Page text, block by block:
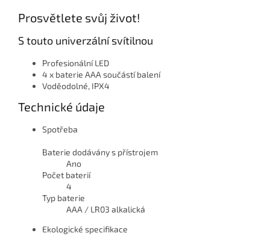
Prosvětlete svůj život!
S touto univerzální svítilnou
Profesionální LED
4 x baterie AAA součástí balení
Voděodolné, IPX4
Technické údaje
Spotřeba
Baterie dodávány s přístrojem
Ano
Počet baterií
4
Typ baterie
AAA / LR03 alkalická
Ekologické specifikace